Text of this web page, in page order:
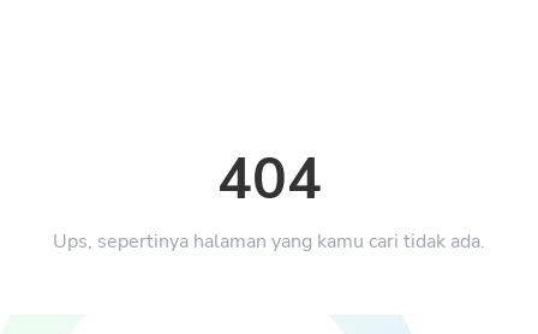
404
Ups, sepertinya halaman yang kamu cari tidak ada.